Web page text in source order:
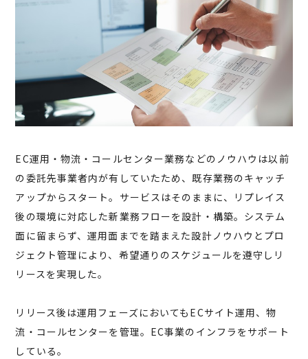
EC運用・物流・コールセンター業務などのノウハウは以前
の委託先事業者内が有していたため、既存業務のキャッチ
アップからスタート。サービスはそのままに、リプレイス
後の環境に対応した新業務フローを設計・構築。システム
面に留まらず、運用面までを踏まえた設計ノウハウとプロ
ジェクト管理により、希望通りのスケジュールを遵守しリ
リースを実現した。
リリース後は運用フェーズにおいてもECサイト運用、物
流・コールセンターを管理。EC事業のインフラをサポート
している。